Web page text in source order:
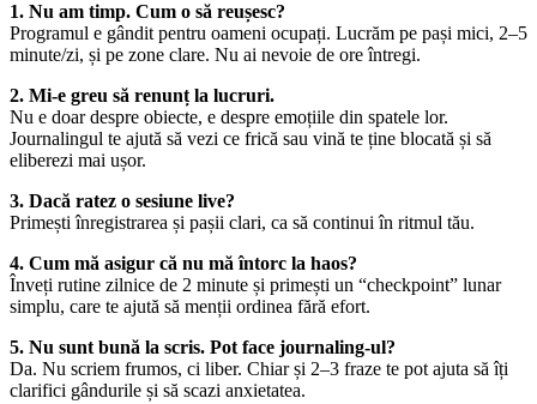
1. Nu am timp. Cum o să reușesc?
Programul e gândit pentru oameni ocupați. Lucrăm pe pași mici, 2–5
minute/zi, și pe zone clare. Nu ai nevoie de ore întregi.
2. Mi-e greu să renunț la lucruri.
Nu e doar despre obiecte, e despre emoțiile din spatele lor.
Journalingul te ajută să vezi ce frică sau vină te ține blocată și să
eliberezi mai ușor.
3. Dacă ratez o sesiune live?
Primești înregistrarea și pașii clari, ca să continui în ritmul tău.
4. Cum mă asigur că nu mă întorc la haos?
Înveți rutine zilnice de 2 minute și primești un “checkpoint” lunar
simplu, care te ajută să menții ordinea fără efort.
5. Nu sunt bună la scris. Pot face journaling-ul?
Da. Nu scriem frumos, ci liber. Chiar și 2–3 fraze te pot ajuta să îți
clarifici gândurile și să scazi anxietatea.